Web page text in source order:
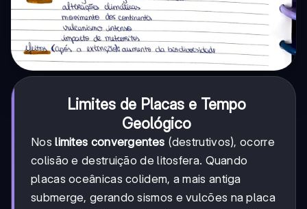
Limites de Placas e Tempo
Geológico
Noslimites convergentes (destrutivos), ocorre
colisão e destruição de litosfera. Quando
placas oceânicas colidem, a mais antiga
submerge, gerando sismos e vulcões na placa